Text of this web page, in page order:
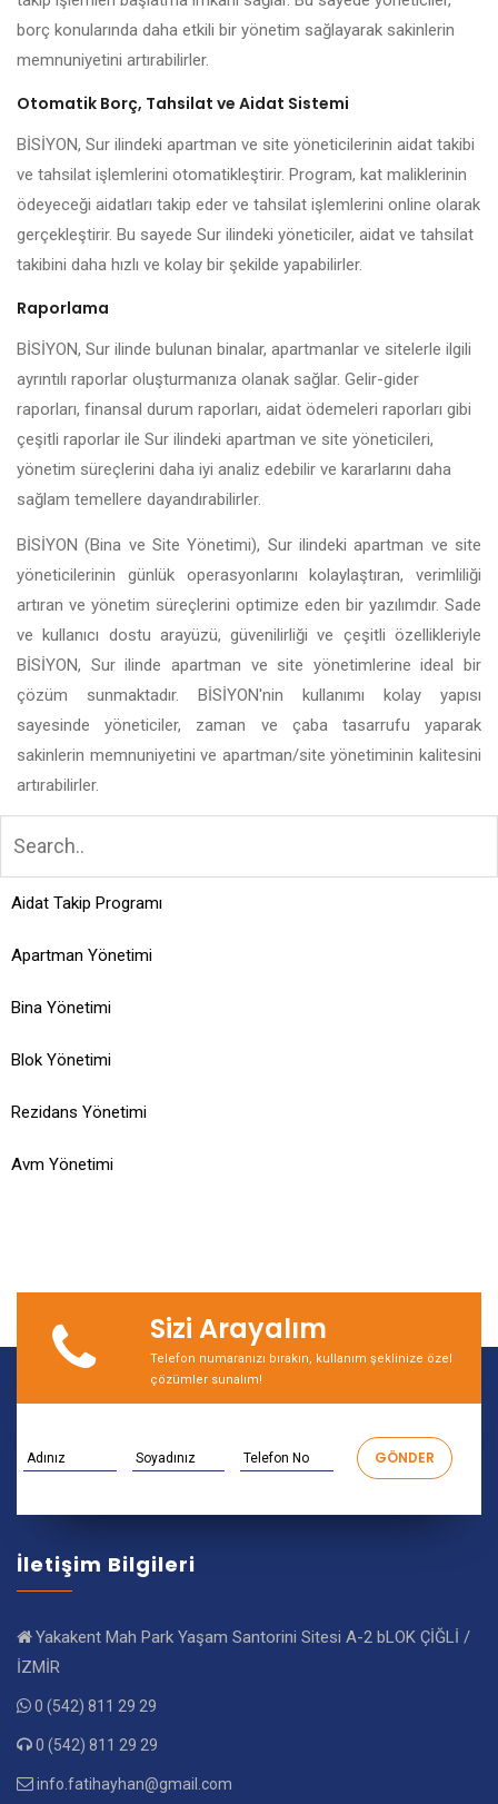
borç konularında daha etkili bir yönetim sağlayarak sakinlerin
memnuniyetini artırabilirler.
Otomatik Borç, Tahsilat ve Aidat Sistemi
BİSİYON, Sur ilindeki apartman ve site yöneticilerinin aidat takibi
ve tahsilat işlemlerini otomatikleştirir. Program, kat maliklerinin
ödeyeceği aidatları takip eder ve tahsilat işlemlerini online olarak
gerçekleştirir. Bu sayede Sur ilindeki yöneticiler, aidat ve tahsilat
takibini daha hızlı ve kolay bir şekilde yapabilirler.
Raporlama
BİSİYON, Sur ilinde bulunan binalar, apartmanlar ve sitelerle ilgili
ayrıntılı raporlar oluşturmanıza olanak sağlar. Gelir-gider
raporları, finansal durum raporları, aidat ödemeleri raporları gibi
çeşitli raporlar ile Sur ilindeki apartman ve site yöneticileri,
yönetim süreçlerini daha iyi analiz edebilir ve kararlarını daha
sağlam temellere dayandırabilirler.
BİSİYON (Bina ve Site Yönetimi), Sur ilindeki apartman ve site
yöneticilerinin günlük operasyonlarını kolaylaştıran, verimliliği
artıran ve yönetim süreçlerini optimize eden bir yazılımdır. Sade
ve kullanıcı dostu arayüzü, güvenilirliği ve çeşitli özellikleriyle
BİSİYON, Sur ilinde apartman ve site yönetimlerine ideal bir
çözüm sunmaktadır. BİSİYON'nin kullanımı kolay yapısı
sayesinde yöneticiler, zaman ve çaba tasarrufu yaparak
sakinlerin memnuniyetini ve apartman/site yönetiminin kalitesini
artırabilirler.
Aidat Takip Programı
Apartman Yönetimi
Bina Yönetimi
Blok Yönetimi
Rezidans Yönetimi
Avm Yönetimi
Sizi Arayalım
Telefon numaranızı bırakın, kullanım şeklinize özel
çözümler sunalım!
İletişim Bilgileri
Yakakent Mah Park Yaşam Santorini Sitesi A-2 bLOK ÇİĞLİ /
İZMİR
0 (542) 811 29 29
0 (542) 811 29 29
info.fatihayhan@gmail.com